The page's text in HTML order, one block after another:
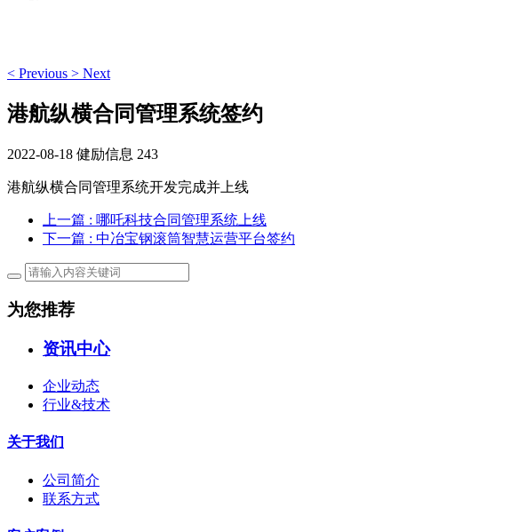
< Previous > Next
港航纵横合同管理系统签约
2022-08-18 健励信息 243
港航纵横合同管理系统开发完成并上线
上一篇 : 哪吒科技合同管理系统上线
下一篇 : 中冶宝钢滚筒智慧运营平台签约
为您推荐
资讯中心
企业动态
行业&技术
关于我们
公司简介
联系方式